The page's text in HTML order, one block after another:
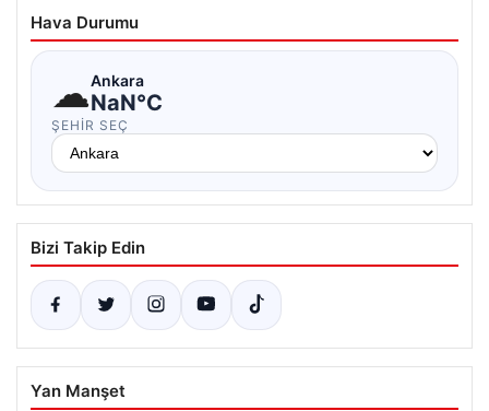
Hava Durumu
☁Ankara
NaN°C
ŞEHIR SEÇ
Bizi Takip Edin
Yan Manşet